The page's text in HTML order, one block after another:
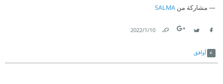
مشاركة من SALMA
10‏/1‏/2022
أوافق